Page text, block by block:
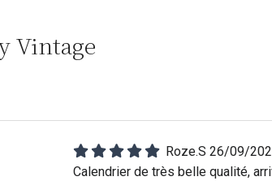
Vintage
Roze.S 26/09/
Calendrier de très belle qualité,